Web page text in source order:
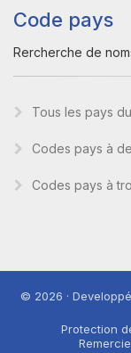
Code pays
Rercherche de
Tous les pays
Codes pays à
Codes pays à
© 2026 ·
Protection